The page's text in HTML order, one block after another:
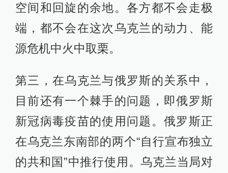
空间和回旋的余地。各方都不会走极
端，都不会在这次乌克兰的动力、能
源危机中火中取栗。
第三，在乌克兰与俄罗斯的关系中，
目前还有一个棘手的问题，即俄罗斯
新冠病毒疫苗的使用问题。俄罗斯正
在乌克兰东南部的两个“自行宣布独立
的共和国”中推行使用。乌克兰当局对